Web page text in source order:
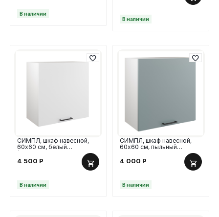
В наличии
В наличии
СИМПЛ, шкаф навесной,
60х60 см, белый
(СИМПЛ_2008319046069
4 500 Р
В наличии
СИМПЛ, шкаф навесной,
60х60 см, пыльный
4 000 Р
В наличии